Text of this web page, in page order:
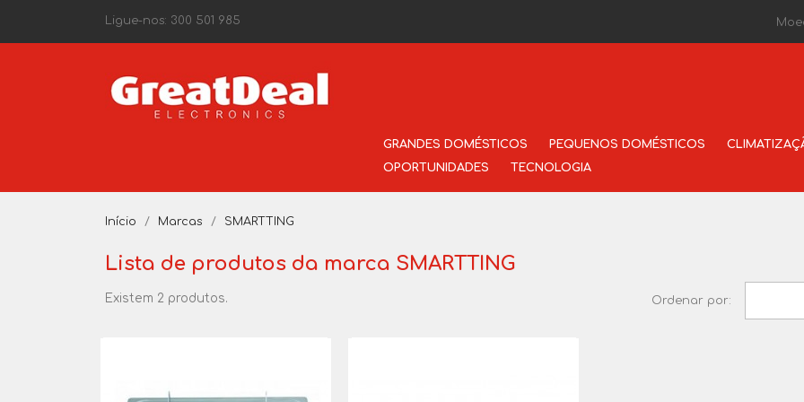
Ligue-nos: 300 501 985
GRANDES DOMÉSTICOS PEQUENOS DOMÉSTICOS
OPORTUNIDADES
TECNOLOGIA
Início Marcas SMARTTING
Lista de produtos da marca SMARTTING
Existem 2 produtos. Ordenar por: